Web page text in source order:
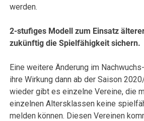
werden.
2-stufiges Modell zum Einsatz
zukünftig die Spielfähigkeit sichern.
Eine weitere Änderung im
ihre Wirkung dann ab der Saison
wieder gibt es einzelne Vereine, die
einzelnen Altersklassen keine
melden können. Diesen Vereinen